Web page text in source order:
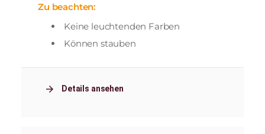
Zu beachten:
Keine leuchtenden Farben
Können stauben
arrow_forward Details ansehen